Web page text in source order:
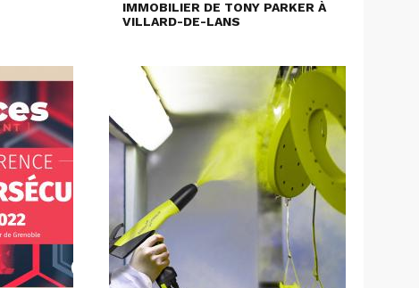
IMMOBILIER DE TONY PARKER À
VILLARD-DE-LANS